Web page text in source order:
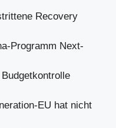
Recovery
Programm Next-
EU hat nicht